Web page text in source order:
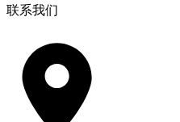
联系我们